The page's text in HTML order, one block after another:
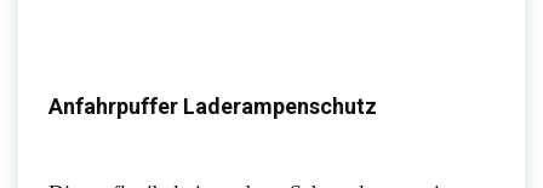
Anfahrpuffer Laderampenschutz